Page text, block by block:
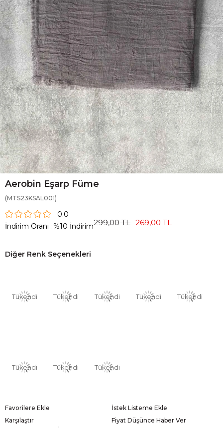
Aerobin Eşarp Füme
(MTS23KSAL001)
0.0
İndirim Oranı : %10 İndirim299,00 TL 269,00 TL
Diğer Renk Seçenekleri
Tükendi Tükendi Tükendi Tükendi Tükendi
Tükendi Tükendi Tükendi
Favorilere Ekle
İstek Listeme Ekle
Karşılaştır
Fiyat Düşünce Haber Ver